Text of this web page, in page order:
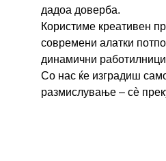
дадоа доверба.
Користиме креативен
современи алатки
динамични
Со нас ќе изградиш
размислување – сè